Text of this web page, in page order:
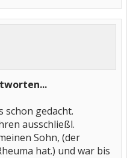
schon gedacht.
ausschließl.
Sohn, (der
hat.) und war bis